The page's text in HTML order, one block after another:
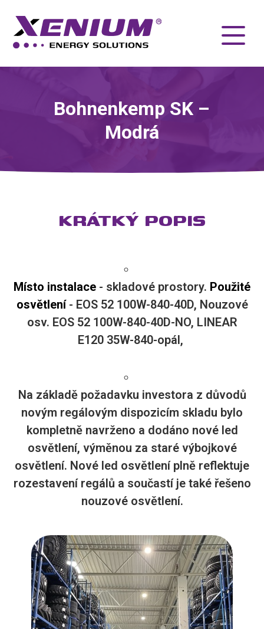
Bohnenkemp SK –
Modrá
KRÁTKÝ POPIS
Místo instalace - skladové prostory. Použité
osvětlení- EOS 52 100W-840-40D, Nouzové
osv. EOS 52 100W-840-40D-NO, LINEAR
E120 35W-840-opál,
Na základě požadavku investora z důvodů
novým regálovým dispozicím skladu bylo
kompletně navrženo a dodáno nové led
osvětlení, výměnou za staré výbojkové
osvětlení. Nové led osvětlení plně reflektuje
rozestavení regálů a součastí je také řešeno
nouzové osvětlení.